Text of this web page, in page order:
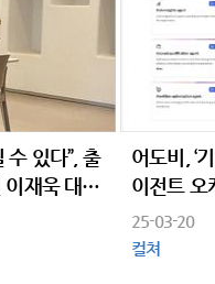
수 있다”, 출
이재욱 대표
어도비, ‘
이전트 오
25-03-20
컬쳐